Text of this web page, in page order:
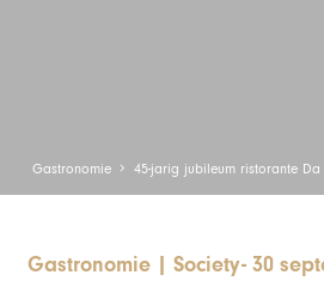
Gastronomie 45-jarig jubileum ristorante Da
Gastronomie | Society-30